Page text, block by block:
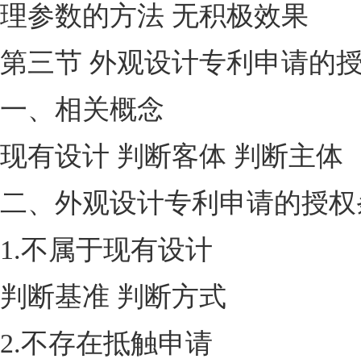
理参数的方法 无积极效果
第三节 外观设计专利申请的
一、相关概念
现有设计 判断客体 判断主体
二、外观设计专利申请的授
1.不属于现有设计
判断基准 判断方式
2.不存在抵触申请